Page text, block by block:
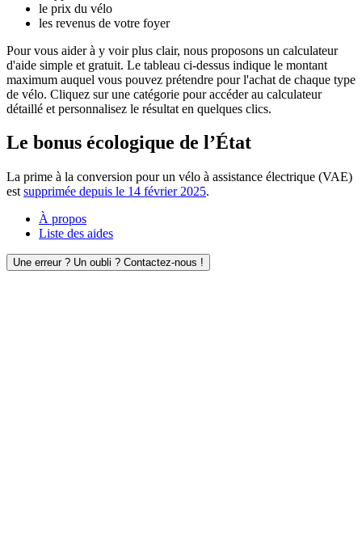
le prix du vélo
les revenus de votre foyer
Pour vous aider à y voir plus clair, nous proposons un calculateur
d'aide simple et gratuit. Le tableau ci-dessus indique le montant
maximum auquel vous pouvez prétendre pour l'achat de chaque type
de vélo. Cliquez sur une catégorie pour accéder au calculateur
détaillé et personnalisez le résultat en quelques clics.
Le bonus écologique de l’État
La prime à la conversion pour un vélo à assistance électrique (VAE)
est supprimée depuis le 14 février 2025.
À propos
Liste des aides
Une erreur ? Un oubli ? Contactez-nous !